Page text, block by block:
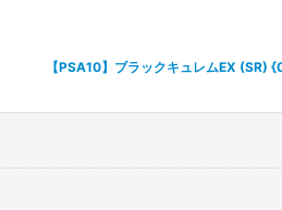
絞り込む
【PSA10】ブラックキュレムEX